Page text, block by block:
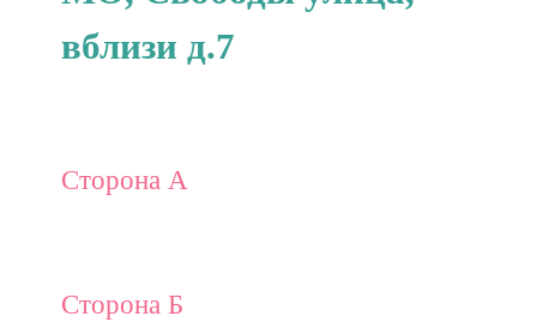
вблизи д.7
Сторона А
Сторона Б